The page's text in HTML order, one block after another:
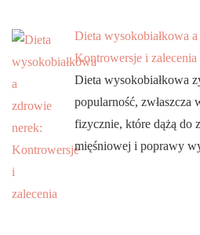
Dieta wysokobiałkowa
Kontrowersje i zalecenia
Dieta wysokobiałkowa
popularność, zwłaszcza
fizycznie, które dążą do
mięśniowej i poprawy